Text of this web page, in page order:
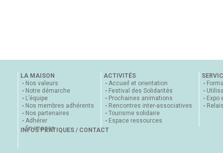
LA MAISON
Nos valeurs
Notre démarche
L’équipe
Nos membres adhérents
Nos partenaires
Adhérer
En images
ACTIVITÉS
Accueil et orientation
Festival des Solidarités
Prochaines animations
Rencontres inter-associatives
Tourisme solidaire
Espace ressources
Expo
INFOS PRATIQUES / CONTACT